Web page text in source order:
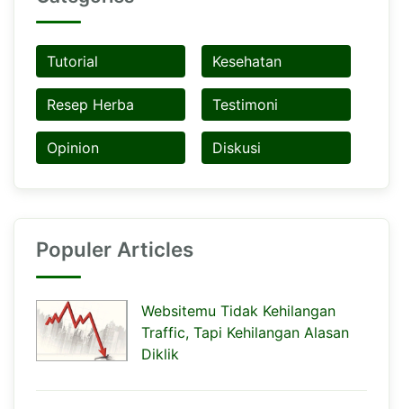
Tutorial Kesehatan
Resep Herba Testimoni
Opinion Diskusi
Populer Articles
Websitemu Tidak Kehilangan
Traffic, Tapi Kehilangan Alasan
Diklik